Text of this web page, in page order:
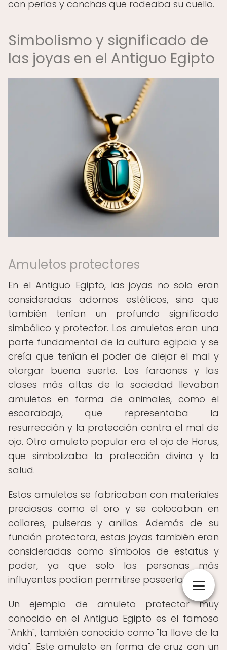
con perlas y conchas que rodeaba su cuello.
Simbolismo y significado de
las joyas en el Antiguo Egipto
Amuletos protectores
En el Antiguo Egipto, las joyas no solo eran
consideradas adornos estéticos, sino que
también tenían un profundo significado
simbólico y protector. Los amuletos eran una
parte fundamental de la cultura egipcia y se
creía que tenían el poder de alejar el mal y
otorgar buena suerte. Los faraones y las
clases más altas de la sociedad llevaban
amuletos en forma de animales, como el
escarabajo, que representaba la
resurrección y la protección contra el mal de
ojo. Otro amuleto popular era el ojo de Horus,
que simbolizaba la protección divina y la
salud.
Estos amuletos se fabricaban con materiales
preciosos como el oro y se colocaban en
collares, pulseras y anillos. Además de su
función protectora, estas joyas también eran
consideradas como símbolos de estatus y
poder, ya que solo las personas más
influyentes podían permitirse poseerlas.
Un ejemplo de amuleto protector muy
conocido en el Antiguo Egipto es el famoso
"Ankh", también conocido como "la llave de la
vida". Este amuleto en forma de cruz con un